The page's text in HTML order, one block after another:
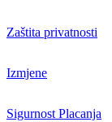
Zaštita privatnosti
Izmjene
Sigurnost Placanja